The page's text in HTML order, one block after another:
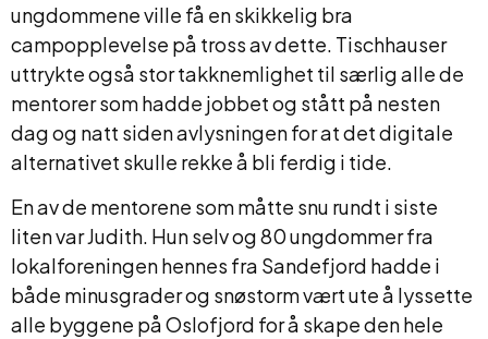
ungdommene ville få en skikkelig bra
campopplevelse på tross av dette. Tischhauser
uttrykte også stor takknemlighet til særlig alle de
mentorer som hadde jobbet og stått på nesten
dag og natt siden avlysningen for at det digitale
alternativet skulle rekke å bli ferdig i tide.
En av de mentorene som måtte snu rundt i siste
liten var Judith. Hun selv og 80 ungdommer fra
lokalforeningen hennes fra Sandefjord hadde i
både minusgrader og snøstorm vært ute å lyssette
alle byggene på Oslofjord for å skape den hele